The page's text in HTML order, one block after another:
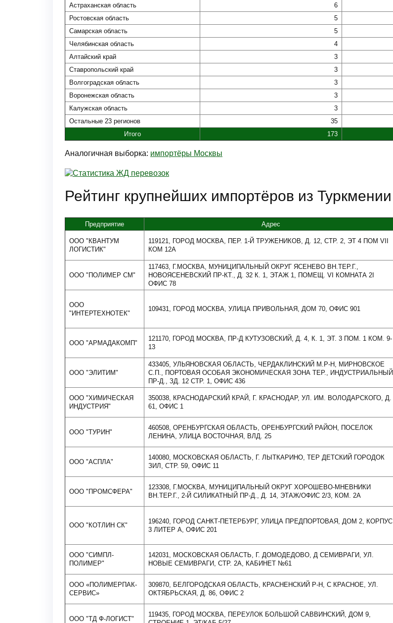
Астраханская область
6
Ростовская область
5
Самарская область
5
Челябинская область
4
Алтайский край
3
Ставропольский край
3
Волгоградская область
3
Воронежская область
3
Калужская область
3
Остальные 23 регионов
35
Итого
173
Аналогичная выборка: импортёры Москвы
Рейтинг крупнейших импортёров из Туркмении
Предприятие Адрес
ООО "КВАНТУМ
ЛОГИСТИК"
119121, ГОРОД МОСКВА, ПЕР. 1-Й ТРУЖЕНИКОВ, Д. 12, СТР. 2, ЭТ 4 ПОМ VII
КОМ 12А
ООО "ПОЛИМЕР СМ"
117463, Г.МОСКВА, МУНИЦИПАЛЬНЫЙ ОКРУГ ЯСЕНЕВО ВН.ТЕР.Г.,
НОВОЯСЕНЕВСКИЙ ПР-КТ., Д. 32 К. 1, ЭТАЖ 1, ПОМЕЩ. VI КОМНАТА 2I
ОФИС 78
ООО
"ИНТЕРТЕХНОТЕК"
109431, ГОРОД МОСКВА, УЛИЦА ПРИВОЛЬНАЯ, ДОМ 70, ОФИС 901
ООО "АРМАДАКОМП"
121170, ГОРОД МОСКВА, ПР-Д КУТУЗОВСКИЙ, Д. 4, К. 1, ЭТ. 3 ПОМ. 1 КОМ. 9-
13
ООО "ЭЛИТИМ"
433405, УЛЬЯНОВСКАЯ ОБЛАСТЬ, ЧЕРДАКЛИНСКИЙ М.Р-Н, МИРНОВСКОЕ
С.П., ПОРТОВАЯ ОСОБАЯ ЭКОНОМИЧЕСКАЯ ЗОНА ТЕР., ИНДУСТРИАЛЬНЫЙ
ПР-Д., ЗД. 12 СТР. 1, ОФИС 436
ООО "ХИМИЧЕСКАЯ
ИНДУСТРИЯ"
350038, КРАСНОДАРСКИЙ КРАЙ, Г. КРАСНОДАР, УЛ. ИМ. ВОЛОДАРСКОГО, Д.
61, ОФИС 1
ООО "ТУРИН"
460508, ОРЕНБУРГСКАЯ ОБЛАСТЬ, ОРЕНБУРГСКИЙ РАЙОН, ПОСЕЛОК
ЛЕНИНА, УЛИЦА ВОСТОЧНАЯ, ВЛД. 25
ООО "АСПЛА"
140080, МОСКОВСКАЯ ОБЛАСТЬ, Г. ЛЫТКАРИНО, ТЕР ДЕТСКИЙ ГОРОДОК
ЗИЛ, СТР. 59, ОФИС 11
ООО "ПРОМСФЕРА"
123308, Г.МОСКВА, МУНИЦИПАЛЬНЫЙ ОКРУГ ХОРОШЕВО-МНЕВНИКИ
ВН.ТЕР.Г., 2-Й СИЛИКАТНЫЙ ПР-Д., Д. 14, ЭТАЖ/ОФИС 2/3, КОМ. 2А
ООО "КОТЛИН СК"
196240, ГОРОД САНКТ-ПЕТЕРБУРГ, УЛИЦА ПРЕДПОРТОВАЯ, ДОМ 2, КОРПУС
3 ЛИТЕР А, ОФИС 201
ООО "СИМПЛ-
ПОЛИМЕР"
142031, МОСКОВСКАЯ ОБЛАСТЬ, Г. ДОМОДЕДОВО, Д СЕМИВРАГИ, УЛ.
НОВЫЕ СЕМИВРАГИ, СТР. 2А, КАБИНЕТ №61
ООО «ПОЛИМЕРПАК-
СЕРВИС»
309870, БЕЛГОРОДСКАЯ ОБЛАСТЬ, КРАСНЕНСКИЙ Р-Н, С КРАСНОЕ, УЛ.
ОКТЯБРЬСКАЯ, Д. 86, ОФИС 2
ООО "ТД Ф-ЛОГИСТ"
119435, ГОРОД МОСКВА, ПЕРЕУЛОК БОЛЬШОЙ САВВИНСКИЙ, ДОМ 9,